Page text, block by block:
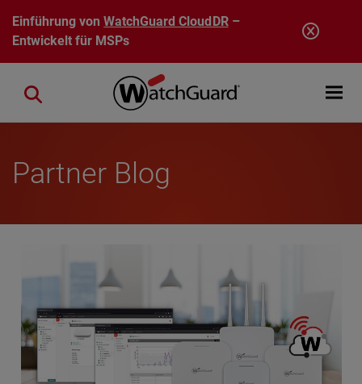
Direkt zum Inhalt
Einführung vonWatchGuard CloudDR–
Entwickelt für MSPs
Open
Close search
Partner Blog